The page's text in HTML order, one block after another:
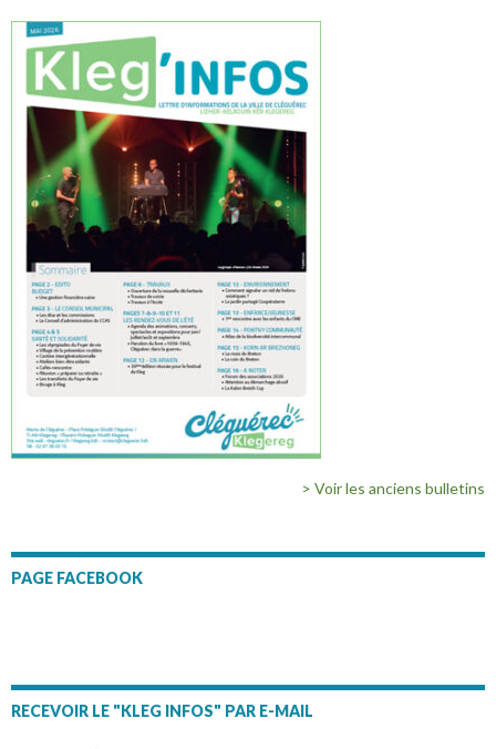
> Voir les anciens bulletins
PAGE FACEBOOK
RECEVOIR LE "KLEG INFOS" PAR E-MAIL